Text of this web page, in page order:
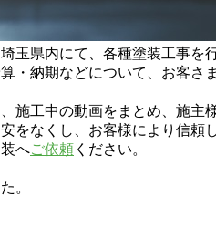
玉県内にて、各種塗装工事を
・納期などについて、お客さ
施工中の動画をまとめ、施主
をなくし、お客様により信頼
へご依頼 ください。
。